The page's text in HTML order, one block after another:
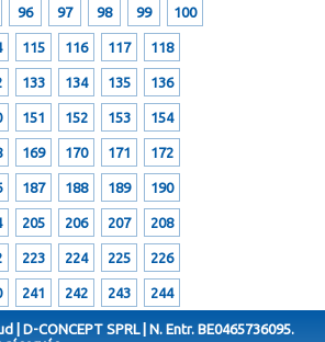
96 97 98 99 100
115 116 117 118
133 134 135 136
151 152 153 154
169 170 171 172
187 188 189 190
205 206 207 208
223 224 225 226
241 242 243 244
D-CONCEPT SPRL | N. Entr. BE0465736095.